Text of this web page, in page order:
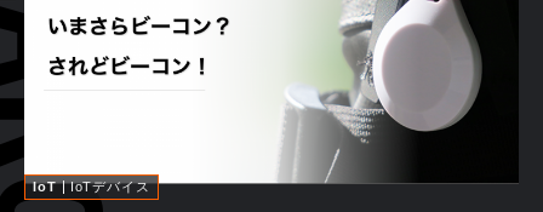
IoT IoTデバイス